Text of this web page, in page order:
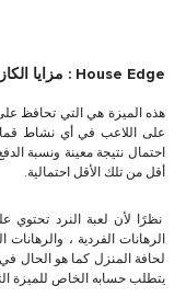
House Edge : مزايا الكازينو على اللاعبين
هذه الميزة هي التي تحافظ
على اللاعب في أي نشاط
احتمال نتيجة معينة ونسبة
أقل من تلك الأقل احتمالية.
نظرًا لأن لعبة النرد تحتوي
الرهانات الفردية ،
لحافة المنزل كما هو الحال
يتطلب حسابه الخاص للميزة